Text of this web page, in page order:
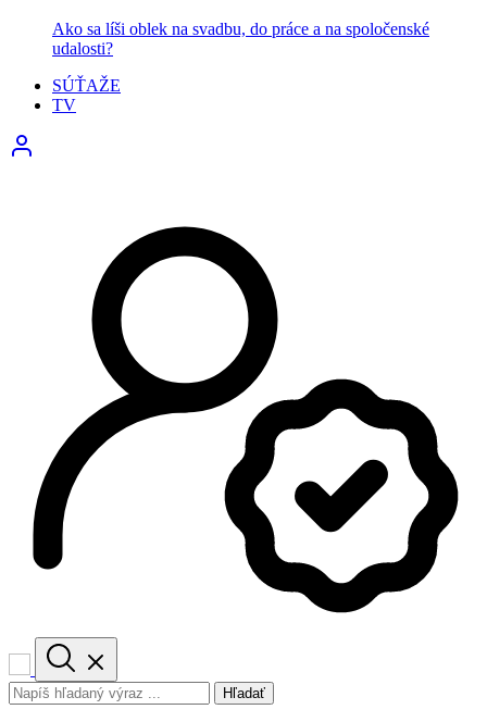
Ako sa líši oblek na svadbu, do práce a na spoločenské
udalosti?
SÚŤAŽE
TV
Hľadať